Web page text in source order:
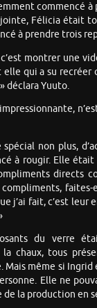
commencé à
Félicia était
à prendre trois
montrer une
elle qui a su
déclara Yuuto.
non plus,
à rougir. Elle
directs
faites-
j’ai fait, c’est leur
du verre
chaux, tous
Mais même si
Elle ne
de la production en